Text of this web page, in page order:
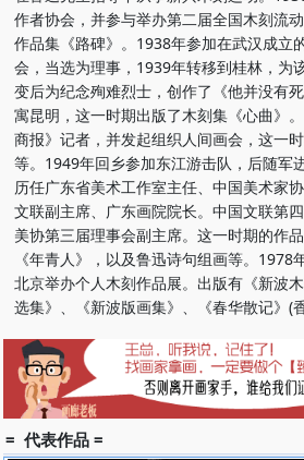
作者协会，并参与举办第二届全国木刻流
作品集《路碑》。1938年参加在武汉成立
会，当选为理事，1939年转移到桂林，为
变后为纪念殉难烈士，创作了《他并没有
寓昆明，这一时期出版了木刻集《心曲》
商报》记者，并发起组织人间画会，这一
等。1949年回乡参加东江游击队，后随军
历任广东省美术工作室主任、中国美术家
文联副主席、广东画院院长。中国文联第
美协第三届理事会副主席。这一时期的作
《年青人》，以及鲁迅诗句组画等。1978
北京举办个人木刻作品展。出版有《新波
选集》、《新波版画集》、《春华散记》(
= 代表作品 =